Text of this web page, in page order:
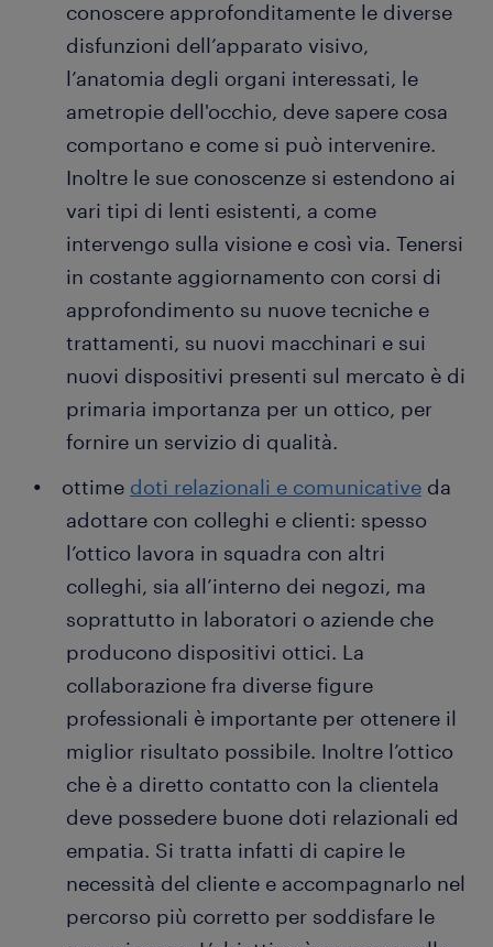
conoscere approfonditamente le diverse
disfunzioni dell’apparato visivo,
l’anatomia degli organi interessati, le
ametropie dell'occhio, deve sapere cosa
comportano e come si può intervenire.
Inoltre le sue conoscenze si estendono ai
vari tipi di lenti esistenti, a come
intervengo sulla visione e così via. Tenersi
in costante aggiornamento con corsi di
approfondimento su nuove tecniche e
trattamenti, su nuovi macchinari e sui
nuovi dispositivi presenti sul mercato è di
primaria importanza per un ottico, per
fornire un servizio di qualità.
ottime doti relazionali e comunicative da
adottare con colleghi e clienti: spesso
l’ottico lavora in squadra con altri
colleghi, sia all’interno dei negozi, ma
soprattutto in laboratori o aziende che
producono dispositivi ottici. La
collaborazione fra diverse figure
professionali è importante per ottenere il
miglior risultato possibile. Inoltre l’ottico
che è a diretto contatto con la clientela
deve possedere buone doti relazionali ed
empatia. Si tratta infatti di capire le
necessità del cliente e accompagnarlo nel
percorso più corretto per soddisfare le